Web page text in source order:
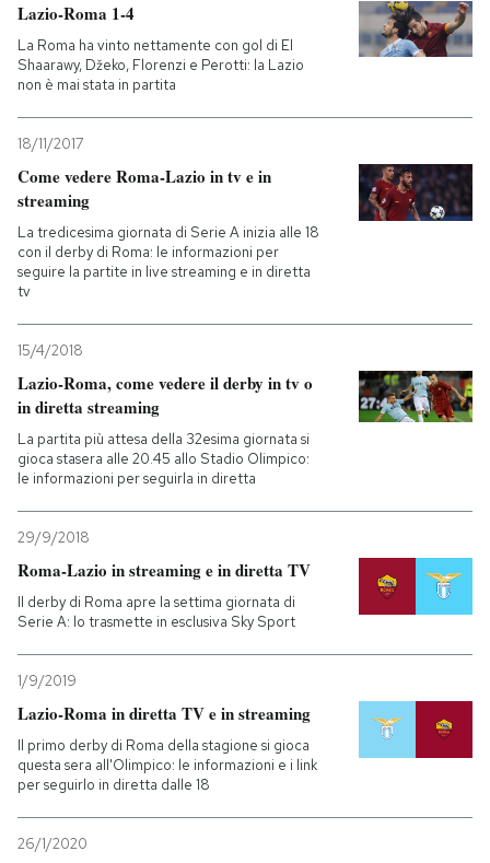
PODCAST
NEWSLETTER
I MIEI PREFERITI
SHOP
AREA PERSONALE
Entra
Lazio-Roma 1-4
La Roma ha vinto nettamente con gol di El
Shaarawy, Džeko, Florenzi e Perotti: la Lazio
non è mai stata in partita
18/11/2017
Come vedere Roma-Lazio in tv e in
streaming
La tredicesima giornata di Serie A inizia alle 18
con il derby di Roma: le informazioni per
seguire la partite in live streaming e in diretta
tv
15/4/2018
Lazio-Roma, come vedere il derby in tv o
in diretta streaming
La partita più attesa della 32esima giornata si
gioca stasera alle 20.45 allo Stadio Olimpico:
le informazioni per seguirla in diretta
29/9/2018
Roma-Lazio in streaming e in diretta TV
Il derby di Roma apre la settima giornata di
Serie A: lo trasmette in esclusiva Sky Sport
1/9/2019
Lazio-Roma in diretta TV e in streaming
Il primo derby di Roma della stagione si gioca
questa sera all'Olimpico: le informazioni e i link
per seguirlo in diretta dalle 18
26/1/2020